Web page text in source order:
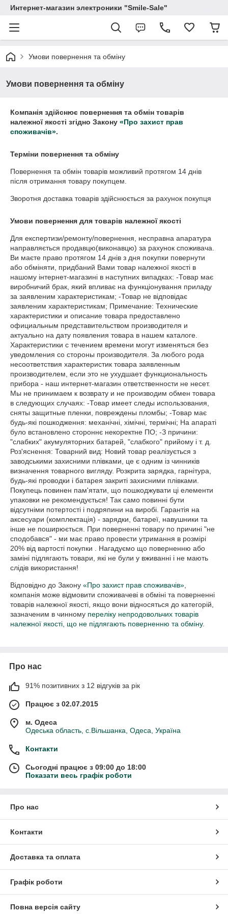
Интернет-магазин электроники "Smile-Sale"
Умови повернення та обміну
Умови повернення та обміну
Компанія здійснює повернення та обмін товарів
належної якості згідно Закону «Про захист прав
споживачів».
Терміни повернення та обміну
Повернення та обмін товарів можливий протягом 14 днів
після отримання товару покупцем.
Зворотня доставка товарів здійснюється за рахунок покупця
Умови повернення для товарів належної якості
Для експертизи/ремонту/повернення, несправна апаратура
направляється продавцю(виконавцю) за рахунок споживача.
Ви маєте право протягом 14 днів з дня покупки повернути
або обміняти, придбаний Вами товар належної якості в
нашому інтернет-магазині в наступних випадках: -Товар має
виробничий брак, який впливає на функціонування приладу
за заявленим характеристикам; -Товар не відповідає
заявленим характеристикам; Примечание: Технические
характеристики и описание товара предоставлено
официальным представительством производителя и
актуально на дату появления товара в нашем каталоге.
Характеристики с течением времени могут изменяться без
уведомления со стороны производителя. За любого рода
несоответствия характеристик товара заявленным
производителем, если это не ухудшает функциональность
прибора - наш интернет-магазин ответственности не несет.
Мы не принимаем к возврату и не производим обмен товара
в следующих случаях: -Товар имеет следы использования,
сняты защитные пленки, повреждены пломбы; -Товар має
будь-які пошкодження: механічні, хімічні, термічні; На апараті
було встановлено стороннє некоректне ПО; -З причини:
"слабких" акумуляторних батарей, "слабкого" прийому і т. д.
Роз'яснення: Товарний вид: Новий товар реалізується з
заводськими захисними плівками, це є одним із чинників
визначення товарного вигляду. Розкрита зарядка, гарнітура,
будь-які проводки і батарея закриті захисними плівками.
Покупець повинен пам'ятати, що пошкоджувати ці елементи
упаковки не рекомендується! Так само повинні бути
відсутніми потертості і подряпини на виробі. Гарантія на
аксесуари (комплектація) - зарядки, батареї, навушники та
інше не поширюється. При поверненні товару по причині "не
сподобався" - ми має право провести утримання в розмірі
20% від вартості покупки . Нагадуємо що поверненню або
заміні підлягають товари, які не були у вживанні і не мають
слідів використання!
Відповідно до Закону «Про захист прав споживачів»
компанія може відмовити споживачеві в обміні та поверненні
товарів належної якості, якщо вони відносяться до категорій,
зазначеним в чинному переліку непродовольчих товарів
належної якості, що не підлягають поверненню та обміну.
Про нас
91% позитивних з 12 відгуків за рік
Працює з 02.07.2015
м. Одеса
Одеська область, с.Вільшанка, Одеса, Україна
Контакти
Сьогодні працює з 09:00 до 18:00
Показати весь графік роботи
Про нас
Контакти
Доставка та оплата
Графік роботи
Повна версія сайту